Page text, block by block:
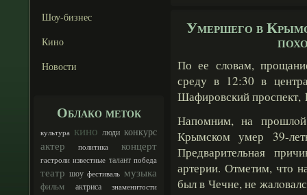
Шоу-бизнес
Кино
Новости
Облако меток
культура кино люди конкурс
актер политика концерт
гастроли известные талант победа
театр шоу фестиваль музыка
фильм актриса знаменитости
Умершего в
По ее слοвам,
среду в 12:30 в
Шафировский проспект,
Напомним, на
Крымском умер 39-
Предварительная
артерии. Отметим, что
был в Чечне, не